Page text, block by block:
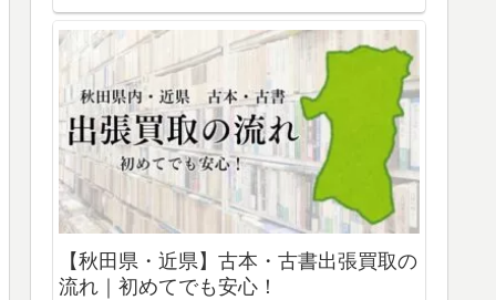
【秋田県・近県】古本・古書出張買取の
流れ｜初めてでも安心！